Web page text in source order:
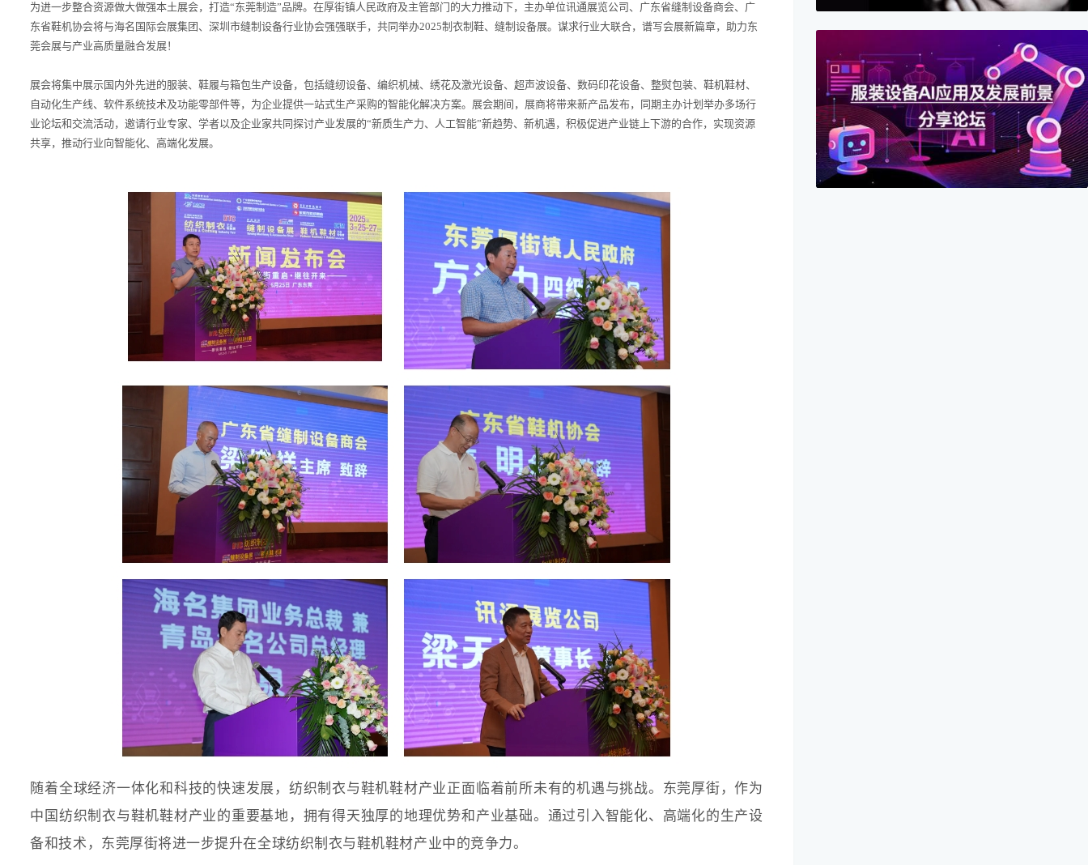
为进一步整合资源做大做强本土展会，打造“东莞制造”品牌。在厚街镇人民政府及主管部门的大力推动下，主办单位讯通展览公司、广东省缝制设备商会、广
东省鞋机协会将与海名国际会展集团、深圳市缝制设备行业协会强强联手，共同举办2025制衣制鞋、缝制设备展。谋求行业大联合，谱写会展新篇章，助力东
莞会展与产业高质量融合发展！
展会将集中展示国内外先进的服装、鞋履与箱包生产设备，包括缝纫设备、编织机械、绣花及激光设备、超声波设备、数码印花设备、整熨包装、鞋机鞋材、
自动化生产线、软件系统技术及功能零部件等，为企业提供一站式生产采购的智能化解决方案。展会期间，展商将带来新产品发布，同期主办计划举办多场行
业论坛和交流活动，邀请行业专家、学者以及企业家共同探讨产业发展的“新质生产力、人工智能”新趋势、新机遇，积极促进产业链上下游的合作，实现资源
共享，推动行业向智能化、高端化发展。
随着全球经济一体化和科技的快速发展，纺织制衣与鞋机鞋材产业正面临着前所未有的机遇与挑战。东莞厚街，作为
中国纺织制衣与鞋机鞋材产业的重要基地，拥有得天独厚的地理优势和产业基础。通过引入智能化、高端化的生产设
备和技术，东莞厚街将进一步提升在全球纺织制衣与鞋机鞋材产业中的竞争力。